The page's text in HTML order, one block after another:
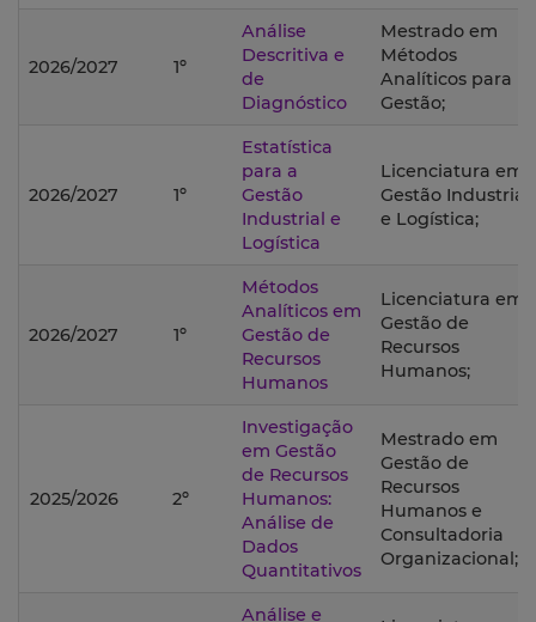
2026/2027 1º
Análise
Descritiva e
de
Diagnóstico
Mestrado em
Métodos
Analíticos para
Gestão;
2026/2027 1º
Estatística
para a
Gestão
Industrial e
Logística
Licenciatura em
Gestão Industrial
e Logística;
2026/2027 1º
Métodos
Analíticos em
Gestão de
Recursos
Humanos
Licenciatura em
Gestão de
Recursos
Humanos;
2025/2026 2º
Investigação
em Gestão
de Recursos
Humanos:
Análise de
Dados
Quantitativos
Mestrado em
Gestão de
Recursos
Humanos e
Consultadoria
Organizacional;
Análise e